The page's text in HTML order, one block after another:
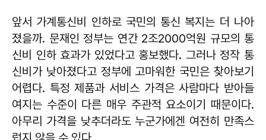
앞서 가계통신비 인하로 국민의 통신 복지는 더 나아
졌을까. 문재인 정부는 연간 2조2000억원 규모의 통
신비 인하 효과가 있었다고 홍보했다. 그러나 정작 통
신비가 낮아졌다고 정부에 고마워한 국민은 찾아보기
어렵다. 특정 제품과 서비스 가격은 사람마다 받아들
여지는 수준이 다른 매우 주관적 요소이기 때문이다.
아무리 가격을 낮추더라도 누군가에겐 여전히 만족스